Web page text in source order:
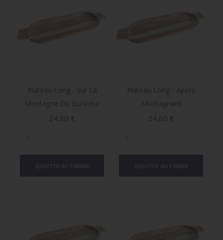
Plateau Long - Sur La
Montagne Du Bonheur
Prix
24,80 €
Plateau Long - Apéro
Montagnard
Prix
24,80 €